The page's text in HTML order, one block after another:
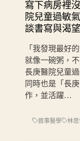
寫下病房裡
院兒童過敏
談書寫與渴
「我發現最好
就像一碗粥，
長庚醫院兒童
同時也是「長
作，並活躍…
敘事醫學 林